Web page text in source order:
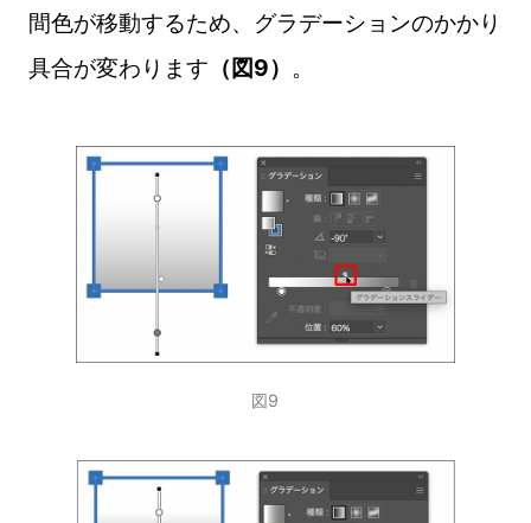
間色が移動するため、グラデーションのかかり
具合が変わります （図9） 。
図9